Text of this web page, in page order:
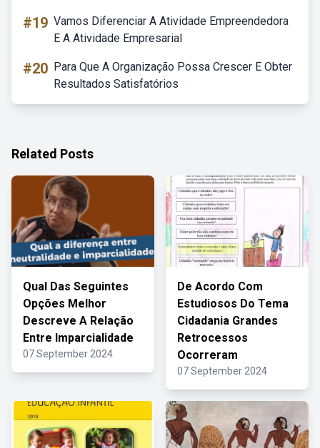
#19 Vamos Diferenciar A Atividade Empreendedora
E A Atividade Empresarial
#20 Para Que A Organização Possa Crescer E Obter
Resultados Satisfatórios
Related Posts
Qual Das Seguintes
Opções Melhor
Descreve A Relação
Entre Imparcialidade
07 September 2024
De Acordo Com
Estudiosos Do Tema
Cidadania Grandes
Retrocessos
Ocorreram
07 September 2024